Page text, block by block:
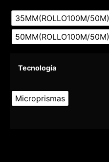
35MM(ROLLO100M/50M)
50MM(ROLLO100M/50M)
Tecnología
Microprismas